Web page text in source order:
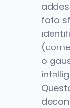
foto
o